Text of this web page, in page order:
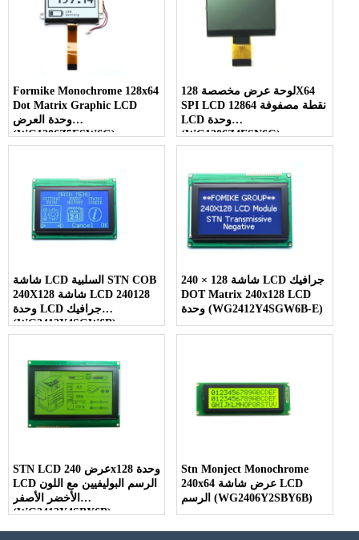
Formike Monochrome 128x64
Dot Matrix Graphic LCD
وحدة العرض
(WG1206Z5FSW6G)
لوحة عرض مخصصة 128X64
SPI LCD 12864 نقطة مصفوفة
LCD وحدة
(WG1206Z4FSN6G)
شاشة LCD السلبية STN COB
240X128 شاشة LCD 240128
وحدة LCD جرافيك
(WG2412Y4SGW6B)
240 × 128 شاشة LCD جرافيك
DOT Matrix 240x128 LCD
وحدة (WG2412Y4SGW6B-E)
STN LCD عرض 240x128 وحدة
LCD الرسم البوليفيين مع اللون
الأخضر الأصفر
(WG2412Y4SBY6B)
Stn Monject Monochrome
240x64 عرض شاشة LCD
الرسم (WG2406Y2SBY6B)